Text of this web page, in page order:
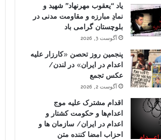
یاد “یعقوب مهرنهاد” شهید و
نمادِ مبارزه و مقاومت مدنی در
بلوچستان گرامی باد
آگوست 3, 2026
پنجمین روز تحصن «کارزار علیه
اعدام در ایران» در لندن/
عکس تجمع
آگوست 2, 2026
اقدام مشترک علیه موج
اعدام‌ها و حکومت کشتار و
اعدام در ایران/ سازمان ها و
احزاب امضا کننده متن